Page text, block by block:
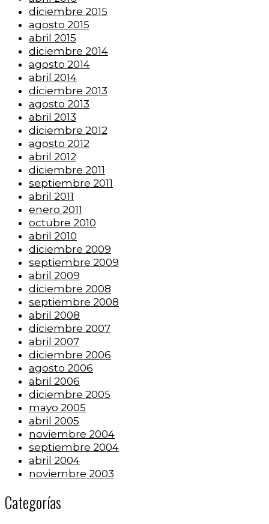
diciembre 2015
agosto 2015
abril 2015
diciembre 2014
agosto 2014
abril 2014
diciembre 2013
agosto 2013
abril 2013
diciembre 2012
agosto 2012
abril 2012
diciembre 2011
septiembre 2011
abril 2011
enero 2011
octubre 2010
abril 2010
diciembre 2009
septiembre 2009
abril 2009
diciembre 2008
septiembre 2008
abril 2008
diciembre 2007
abril 2007
diciembre 2006
agosto 2006
abril 2006
diciembre 2005
mayo 2005
abril 2005
noviembre 2004
septiembre 2004
abril 2004
noviembre 2003
Categorías